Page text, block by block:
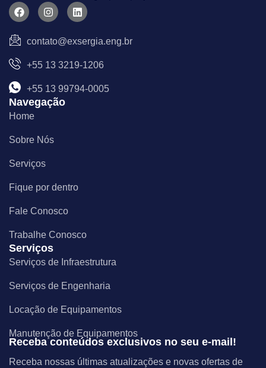
F
a
e
b
o
o
I
n
t
a
r
m
L
i
k
e
i
contato@exsergia.eng.br
+55 13 3219-1206
+55 13 99794-0005
Navegação
Home
Sobre Nós
Serviços
Fique por dentro
Fale Conosco
Trabalhe Conosco
Serviços
Serviços de Infraestrutura
Serviços de Engenharia
Locação de Equipamentos
Manutenção de Equipamentos
Receba conteúdos exclusivos no seu e-mail!
Receba nossas últimas atualizações e novas ofertas de